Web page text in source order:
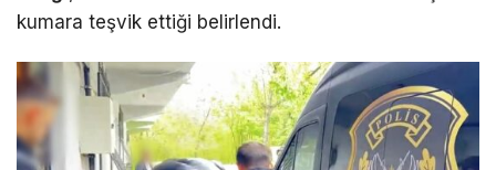
kumara teşvik ettiği belirlendi.